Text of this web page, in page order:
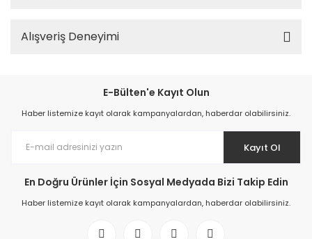
Alışveriş Deneyimi
E-Bülten'e Kayıt Olun
Haber listemize kayıt olarak kampanyalardan, haberdar olabilirsiniz.
Kayıt Ol
En Doğru Ürünler İçin Sosyal Medyada Bizi Takip Edin
Haber listemize kayıt olarak kampanyalardan, haberdar olabilirsiniz.